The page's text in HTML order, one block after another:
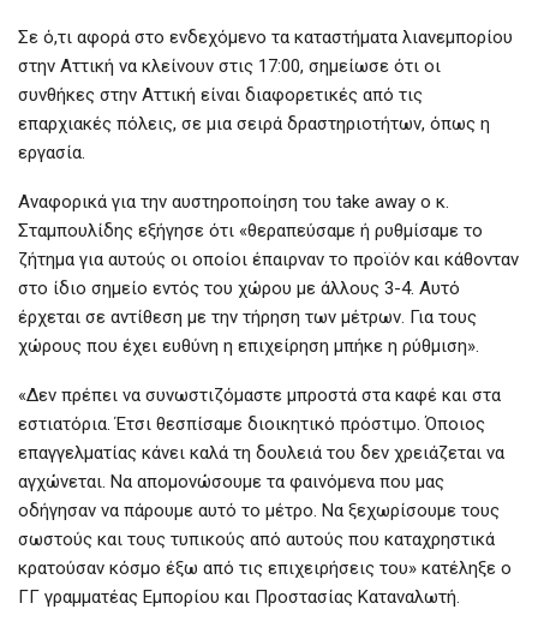
Σε ό,τι αφορά στο ενδεχόμενο τα καταστήματα λιανεμπορίου
στην Αττική να κλείνουν στις 17:00, σημείωσε ότι οι
συνθήκες στην Αττική είναι διαφορετικές από τις
επαρχιακές πόλεις, σε μια σειρά δραστηριοτήτων, όπως η
εργασία.
Αναφορικά για την αυστηροποίηση του take away ο κ.
Σταμπουλίδης εξήγησε ότι «θεραπεύσαμε ή ρυθμίσαμε το
ζήτημα για αυτούς οι οποίοι έπαιρναν το προϊόν και κάθονταν
στο ίδιο σημείο εντός του χώρου με άλλους 3-4. Αυτό
έρχεται σε αντίθεση με την τήρηση των μέτρων. Για τους
χώρους που έχει ευθύνη η επιχείρηση μπήκε η ρύθμιση».
«Δεν πρέπει να συνωστιζόμαστε μπροστά στα καφέ και στα
εστιατόρια. Έτσι θεσπίσαμε διοικητικό πρόστιμο. Όποιος
επαγγελματίας κάνει καλά τη δουλειά του δεν χρειάζεται να
αγχώνεται. Να απομονώσουμε τα φαινόμενα που μας
οδήγησαν να πάρουμε αυτό το μέτρο. Να ξεχωρίσουμε τους
σωστούς και τους τυπικούς από αυτούς που καταχρηστικά
κρατούσαν κόσμο έξω από τις επιχειρήσεις του» κατέληξε ο
ΓΓ γραμματέας Εμπορίου και Προστασίας Καταναλωτή.